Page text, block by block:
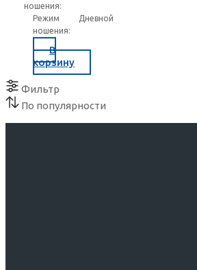
ношения:
Режим
ношения:
Дневной
В
корзину
Фильтр
По популярности